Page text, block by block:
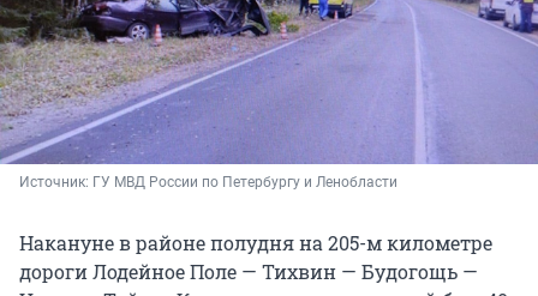
Источник: ГУ МВД России по Петербургу и Ленобласти
Накануне в районе полудня на 205-м километре
дороги Лодейное Поле — Тихвин — Будогощь —